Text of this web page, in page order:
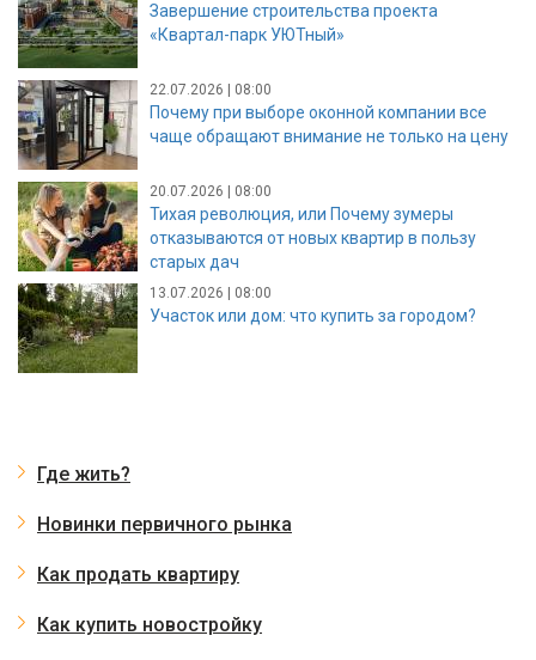
Завершение строительства проекта
«Квартал-парк УЮТный»
22.07.2026 | 08:00
Почему при выборе оконной компании все
чаще обращают внимание не только на цену
20.07.2026 | 08:00
Тихая революция, или Почему зумеры
отказываются от новых квартир в пользу
старых дач
13.07.2026 | 08:00
Участок или дом: что купить за городом?
Где жить?
Новинки первичного рынка
Как продать квартиру
Как купить новостройку